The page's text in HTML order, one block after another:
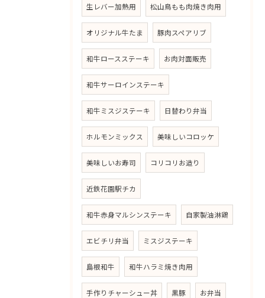
生レバー加熱用 松山鳥もも肉焼き肉用
オリジナル牛たま 豚肉スペアリブ
和牛ロースステーキ お肉対面販売
和牛サーロインステーキ
和牛ミスジステーキ 日替わり弁当
ホルモンミックス 美味しいコロッケ
美味しいお寿司 コリコリお造り
近鉄花園駅チカ
和牛赤身マルシンステーキ 自家製油淋鶏
エビチリ弁当 ミスジステーキ
島根和牛 和牛ハラミ焼き肉用
手作りチャーシュー丼 黒豚 お弁当